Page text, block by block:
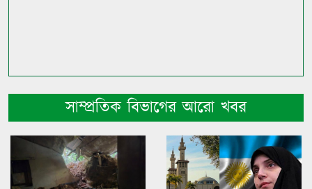
সাম্প্রতিক বিভাগের আরো খবর